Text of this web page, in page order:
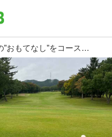
銀座の”おもてなし”をコースでも！【飯能グリーンカントリークラブ】